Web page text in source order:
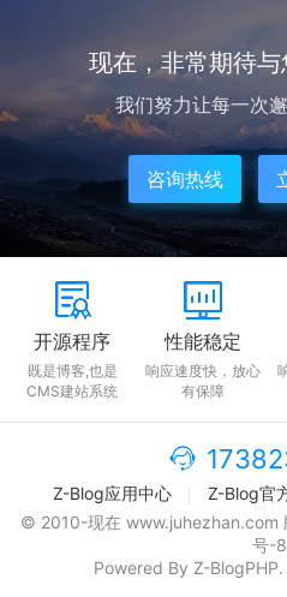
现在，非常期待
我们努力让每一次
咨询热线
开源程序
既是博客,也是
CMS建站系统
性能稳定
响应速度快，放心
有保障
Z-Blog应用中心 Z-Blog官
© 2010-现在 www.juhezhan.com
号-8
Powered By Z-BlogPHP